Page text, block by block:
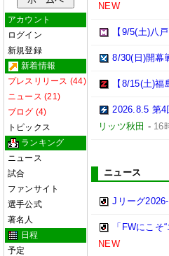
アカウント
ログイン
新規登録
新着情報
プレスリリース (44)
ニュース (21)
ブログ (4)
トピックス
ランキング
ニュース
試合
ファンサイト
選手公式
著名人
日程
予定
NEW
【9/5(土)八
8/30(日)開幕
【8/15(土)
2026.8.5 第4
リッツ秋田 - 16
ニュース
Jリーグ
「FWにこ
NEW